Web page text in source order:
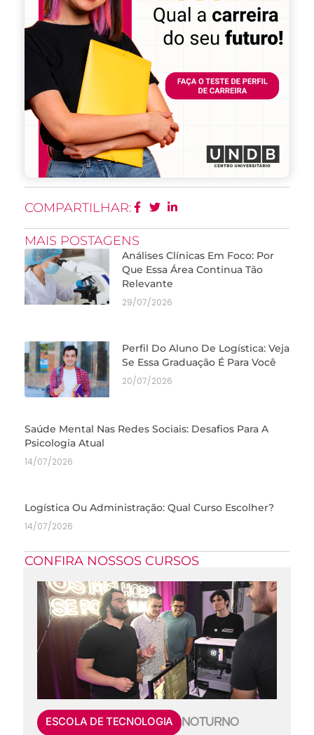
COMPARTILHAR:
MAIS POSTAGENS
Análises Clínicas Em Foco: Por
Que Essa Área Continua Tão
Relevante
29/07/2026
Perfil Do Aluno De Logística: Veja
Se Essa Graduação É Para Você
20/07/2026
Saúde Mental Nas Redes Sociais: Desafios Para A
Psicologia Atual
14/07/2026
Logística Ou Administração: Qual Curso Escolher?
14/07/2026
CONFIRA NOSSOS CURSOS
ESCOLA DE TECNOLOGIA NOTURNO